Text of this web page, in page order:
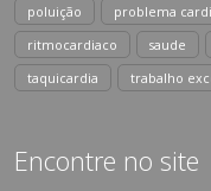
poluição
problema
ritmocardiaco
saude
taquicardia
trabalho
Encontre no site